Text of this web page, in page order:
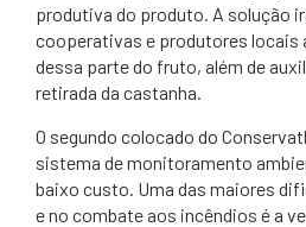
produtiva do produto. A solução
cooperativas e produtores locais
dessa parte do fruto, além de
retirada da castanha.
O segundo colocado do
sistema de monitoramento
baixo custo. Uma das maiores
e no combate aos incêndios é a